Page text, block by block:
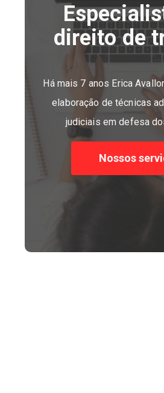
direito de
Há mais 7 anos Erica
elaboração de técnicas
judiciais em defesa
Nossos